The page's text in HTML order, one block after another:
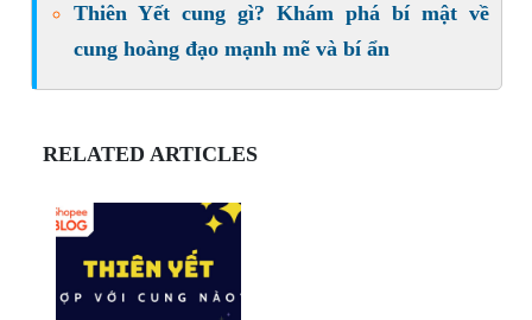
Thiên Yết cung gì? Khám phá bí mật về
cung hoàng đạo mạnh mẽ và bí ẩn
RELATED ARTICLES